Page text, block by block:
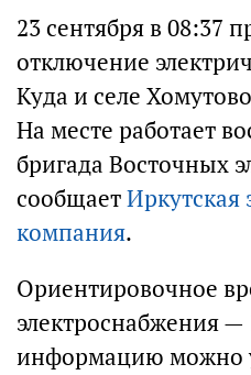
23 сентября в 08:37
отключение
Куда и селе
На месте работает
бригада Восточных
сообщаетИркутская
компания.
Ориентировочное
электроснабжения
информацию можно